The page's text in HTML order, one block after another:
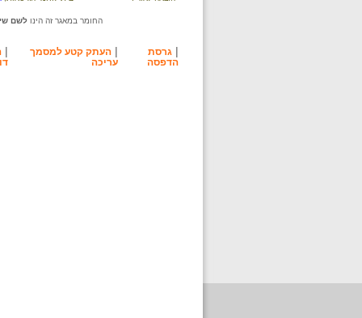
החומר במאגר זה הינו לשם
| גרסת
הדפסה
| העתק קטע למסמך
עריכה
|